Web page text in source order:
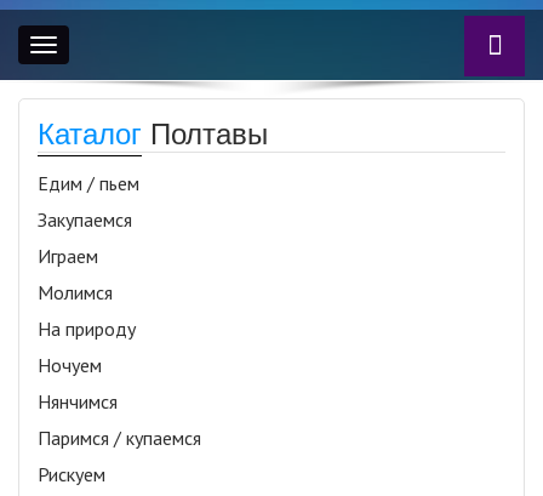
Toggle
navigation
Каталог Полтавы
Едим / пьем
Закупаемся
Играем
Молимся
На природу
Ночуем
Нянчимся
Паримся / купаемся
Рискуем